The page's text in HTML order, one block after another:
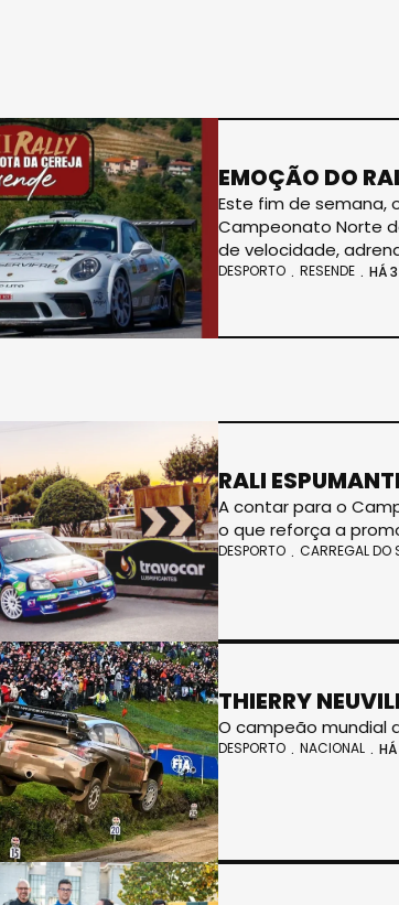
EMOÇÃO DO
Este fim de semana,
Campeonato Norte
de velocidade,
DESPORTO RESENDE HÁ
RALI
A contar para o
o que reforça a
DESPORTO CARREGAL DO
THIERRY
O campeão mundial
DESPORTO NACIONAL HÁ